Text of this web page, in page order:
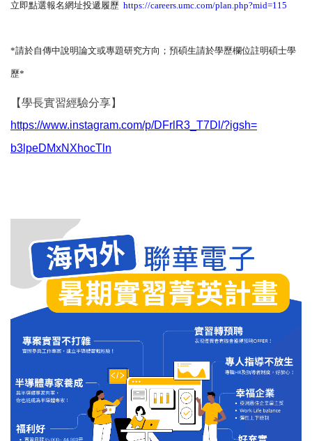
立即點選報名網址投遞履歷 https://careers.umc.com/plan.php?mid=115
*請於自傳中說明論文或專題研究方向； 預碩生請於學歷欄位註明碩士學
歷*
【學長實習經驗分享】
https://www.instagram.com/p/DFrlR3_T7Dl/?igsh=
b3lpeDMxNXhocTln